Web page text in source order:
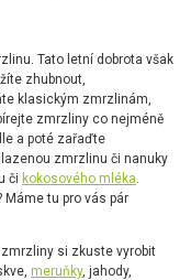
Tato letní dobrota však
zhubnout,
klasickým zmrzlinám,
zmrzliny co nejméně
a poté zařaďte
zmrzlinu či nanuky
či kokosového mléka
tu pro vás pár
si zkuste vyrobit
meruňky, jahody,